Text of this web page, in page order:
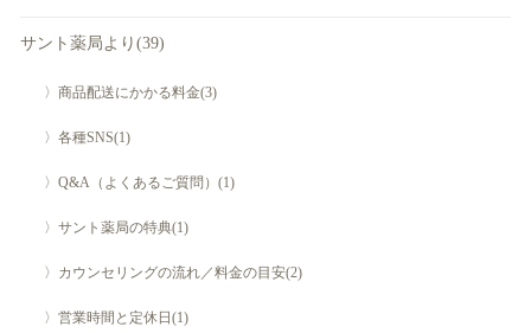
サント薬局より(39)
〉商品配送にかかる料金(3)
〉各種SNS(1)
〉Q&A（よくあるご質問）(1)
〉サント薬局の特典(1)
〉カウンセリングの流れ／料金の目安(2)
〉営業時間と定休日(1)